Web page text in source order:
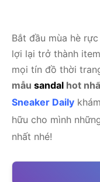
Bắt đầu mùa hè
lợi lại trở thành
mọi tín đồ thời
mẫu sandal hot
Sneaker Daily
hữu cho mình
nhất nhé!